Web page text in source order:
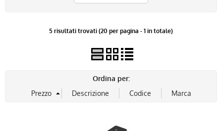
5 risultati trovati (20 per pagina - 1 in totale)
Ordina per: